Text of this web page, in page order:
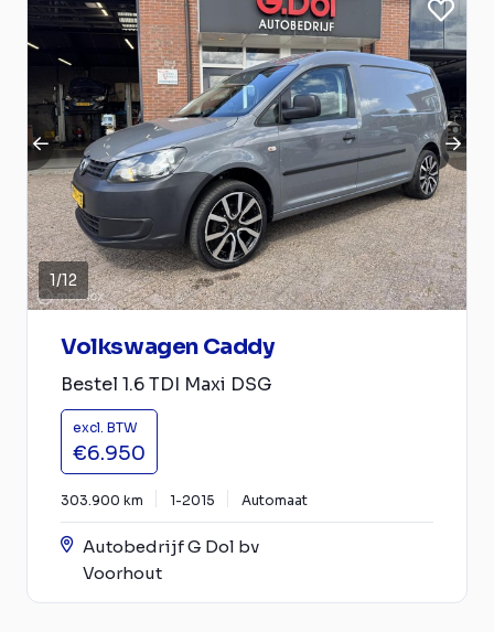
1/12
Volkswagen Caddy
Bestel 1.6 TDI Maxi DSG
excl. BTW
€6.950
303.900 km 1-2015 Automaat
Autobedrijf G Dol bv
Voorhout